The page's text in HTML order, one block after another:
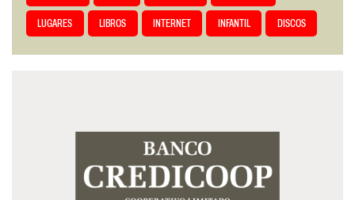
LUGARES LIBROS INTERNET INFANTIL DISCOS